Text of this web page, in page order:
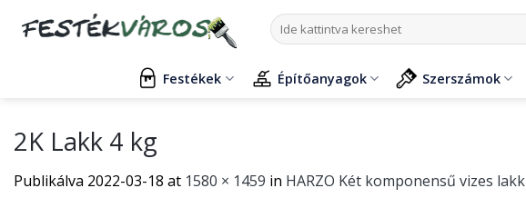
Keresés
a
Festékek Építőanyagok Szerszámok
2K Lakk 4 kg
Publikálva 2022-03-18 at 1580 × 1459 in HARZO Két komponensű vizes lakk